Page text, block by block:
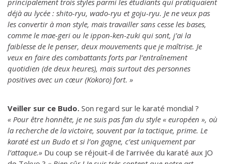
principalement trois styles parmi les étudiants qui pratiquaient
déjà au lycée : shito-ryu, wado-ryu et goju-ryu. Je ne veux pas
les convertir à mon style, mais travailler sans cesse les bases,
comme le mae-geri ou le ippon-ken-zuki qui sont, j’ai la
faiblesse de le penser, deux mouvements que je maîtrise. Je
veux en faire des combattants forts par l’entraînement
quotidien (de deux heures), mais surtout des personnes
positives avec un cœur (Kokoro) fort. »
Veiller sur ce Budo. Son regard sur le karaté mondial ?
« Pour être honnête, je ne suis pas fan du style « européen », où
la recherche de la victoire, souvent par la tactique, prime. Le
karaté est un Budo et si l’on gagne, c’est uniquement par
l’attaque.» Du coup se réjouit-il de l’arrivée du karaté aux JO